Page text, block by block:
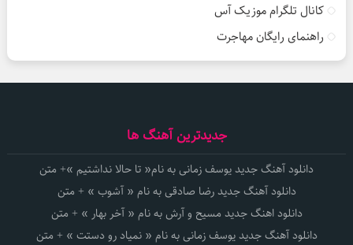
کانال تلگرام موزیک آس
راهنمای رایگان مهاجرت
جدیدترین آهنگ ها
دانلود آهنگ جدید یوسف زمانی به نام« تا حالا نداشتیم »+ متن
دانلود آهنگ جدید رضا صادقی به نام « آشوب » + متن
دانلود اهنگ جدید مسیح و آرش به نام « آخر بهار » + متن
دانلود آهنگ جدید یوسف زمانی به نام « نمیاد رو دستت » + متن